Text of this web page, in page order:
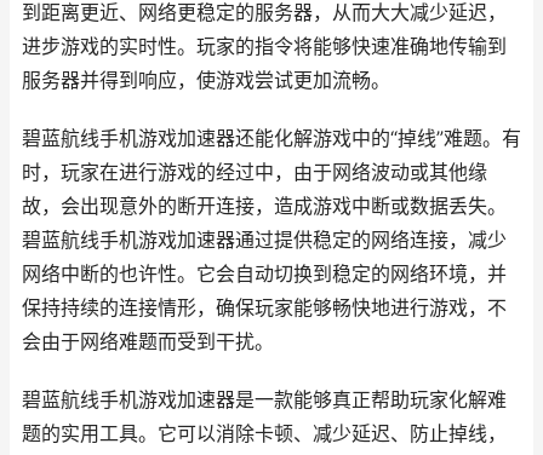
到距离更近、网络更稳定的服务器，从而大大减少延迟，
进步游戏的实时性。玩家的指令将能够快速准确地传输到
服务器并得到响应，使游戏尝试更加流畅。
碧蓝航线手机游戏加速器还能化解游戏中的“掉线”难题。有
时，玩家在进行游戏的经过中，由于网络波动或其他缘
故，会出现意外的断开连接，造成游戏中断或数据丢失。
碧蓝航线手机游戏加速器通过提供稳定的网络连接，减少
网络中断的也许性。它会自动切换到稳定的网络环境，并
保持持续的连接情形，确保玩家能够畅快地进行游戏，不
会由于网络难题而受到干扰。
碧蓝航线手机游戏加速器是一款能够真正帮助玩家化解难
题的实用工具。它可以消除卡顿、减少延迟、防止掉线，